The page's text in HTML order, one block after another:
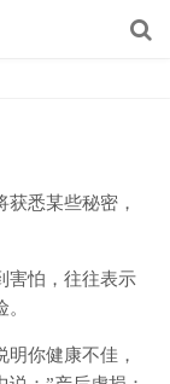
悉某些秘密，
害怕，往往表示
你健康不佳，